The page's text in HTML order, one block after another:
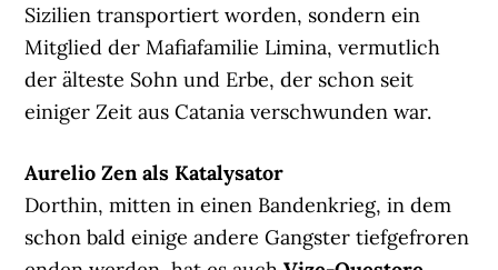
Sizilien transportiert worden, sondern ein
Mitglied der Mafiafamilie Limina, vermutlich
der älteste Sohn und Erbe, der schon seit
einiger Zeit aus Catania verschwunden war.
Aurelio Zen als Katalysator
Dorthin, mitten in einen Bandenkrieg, in dem
schon bald einige andere Gangster tiefgefroren